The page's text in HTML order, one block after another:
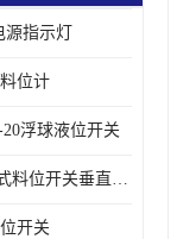
指示灯
位计
浮球液位开关
CN8000电容式料位开关垂直安装时
开关